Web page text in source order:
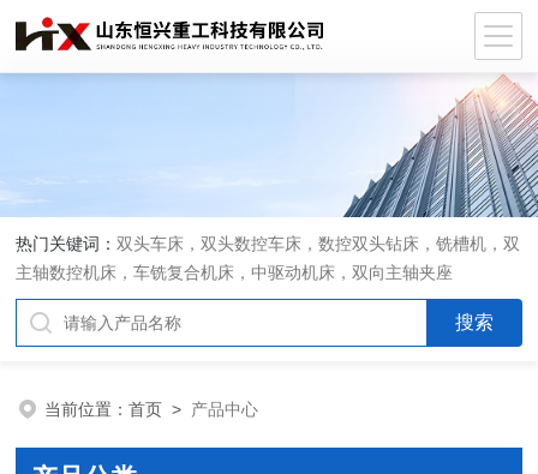
热门关键词：双头车床，双头数控车床，数控双头钻床，铣槽机，双
主轴数控机床，车铣复合机床，中驱动机床，双向主轴夹座
当前位置：首页 > 产品中心